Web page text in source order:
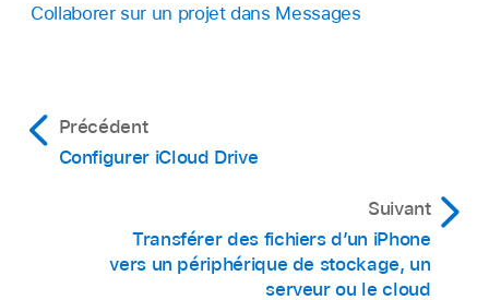
Collaborer sur un projet dans Messages
Précédent
Configurer iCloud Drive
Suivant
Transférer des fichiers d’un iPhone
vers un périphérique de stockage, un
serveur ou le cloud